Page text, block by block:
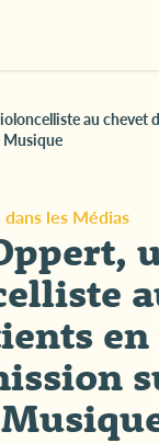
au chevet
Musique
dans les Médias